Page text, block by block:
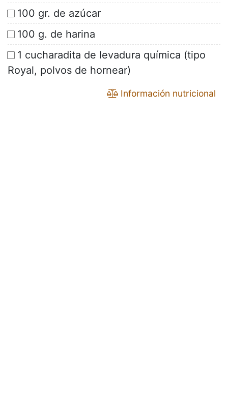
100 gr. de azúcar
100 g. de harina
1 cucharadita de levadura química (tipo
Royal, polvos de hornear)
Información nutricional